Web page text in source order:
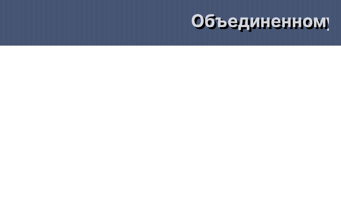
Объединенному